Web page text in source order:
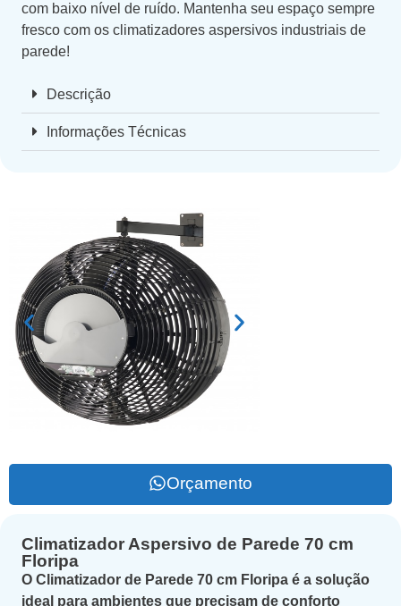
com baixo nível de ruído. Mantenha seu espaço sempre
fresco com os climatizadores aspersivos industriais de
parede!
Descrição
Informações Técnicas
Orçamento
Climatizador Aspersivo de Parede 70 cm
Floripa
O Climatizador de Parede 70 cm Floripa é a solução
ideal para ambientes que precisam de conforto